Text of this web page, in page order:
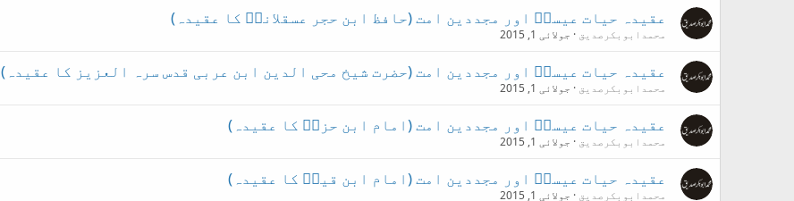
عقیدہ حیات عیسیؑ اور مجددین امت (حافظ ابن حجر عسقلانیؒ کا عقیدہ)
محمدابوبکرصدیق جولائی 1, 2015
عقیدہ حیات عیسیؑ اور مجددین امت (حضرت شیخ محی الدین ابن عربی قدس سرہ العزیز کا عقیدہ)
محمدابوبکرصدیق جولائی 1, 2015
عقیدہ حیات عیسیؑ اور مجددین امت (امام ابن حزمؒ کا عقیدہ)
محمدابوبکرصدیق جولائی 1, 2015
عقیدہ حیات عیسیؑ اور مجددین امت (امام ابن قیمؒ کا عقیدہ)
محمدابوبکرصدیق جولائی 1, 2015